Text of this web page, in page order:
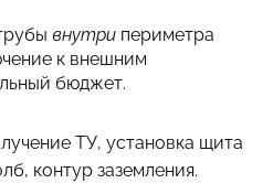
внутри периметра
к внешним
бюджет.
ТУ, установка щита
контур заземления.